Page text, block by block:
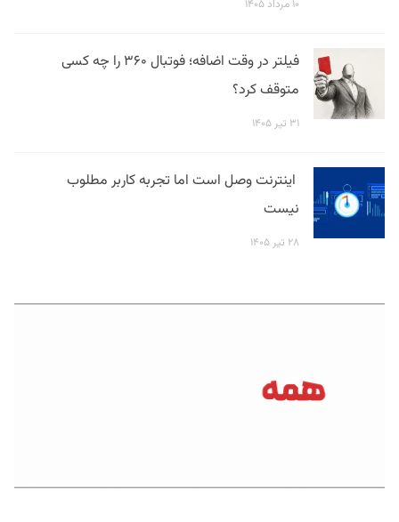
۱۰ مرداد ۱۴۰۵
فیلتر در وقت اضافه؛ فوتبال ۳۶۰ را چه کسی
متوقف کرد؟
۳۱ تیر ۱۴۰۵
اینترنت وصل است اما تجربه کاربر مطلوب
نیست
۲۸ تیر ۱۴۰۵